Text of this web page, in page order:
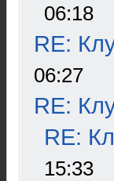
06:18
RE:
06:27
RE:
RE:
15:33